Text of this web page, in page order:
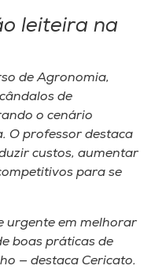
leiteira na
de Agronomia,
de
o cenário
O professor destaca
custos, aumentar
para se
urgente em melhorar
boas práticas de
— destaca Cericato.